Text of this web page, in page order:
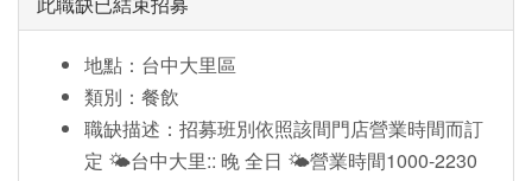
地點：台中大里區
類別：餐飲
職缺描述：招募班別依照該間門店營業時間而訂
定 🌤️台中大里:: 晚 全日 🌤️營業時間1000-2230